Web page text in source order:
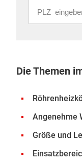
Die Themen
Angenehme
Größe und